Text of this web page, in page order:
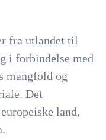
fra utlandet til
i forbindelse med
mangfold og
Det
land,